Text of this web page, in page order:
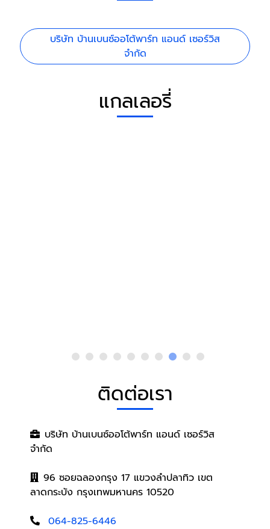
บริษัท บ้านเบนซ์ออโต้พาร์ท แอนด์ เซอร์วิส
จำกัด
แกลเลอรี่
ติดต่อเรา
บริษัท บ้านเบนซ์ออโต้พาร์ท แอนด์ เซอร์วิส
จำกัด
96 ซอยฉลองกรุง 17 แขวงลำปลาทิว เขต
ลาดกระบัง กรุงเทพมหานคร 10520
064-825-6446